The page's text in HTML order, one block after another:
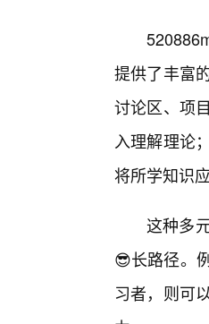
提供了丰富
讨论区、项
入理解理论
将所学知识
这种多
😎长路径。
习者，则可